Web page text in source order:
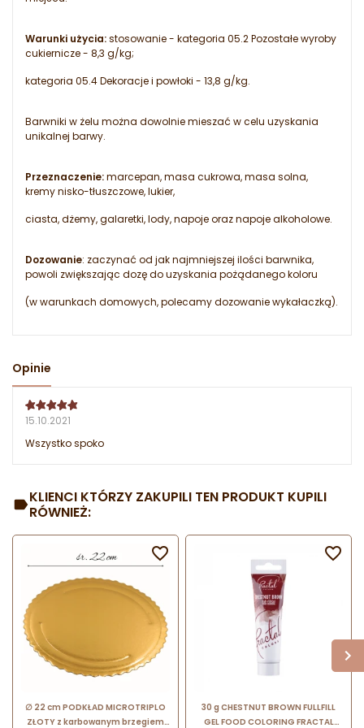
Warunki użycia:stosowanie - kategoria 05.2 Pozostałe wyroby
cukiernicze - 8,3 g/kg;
kategoria 05.4 Dekoracje i powłoki - 13,8 g/kg.
Barwniki w żelu można dowolnie mieszać w celu uzyskania
unikalnej barwy.
Przeznaczenie:marcepan, masa cukrowa, masa solna,
kremy nisko-tłuszczowe, lukier,
ciasta, dżemy, galaretki, lody, napoje oraz napoje alkoholowe.
Dozowanie: zaczynać od jak najmniejszej ilości barwnika,
powoli zwiększając dozę do uzyskania pożądanego koloru
(w warunkach domowych, polecamy dozowanie wykałaczką).
Opinie
15.10.2021
Wszystko spoko
KLIENCI KTÓRZY ZAKUPILI TEN PRODUKT KUPILI
RÓWNIEŻ:
∅ 22 cm PODKŁAD MICROTRIPLO
ZŁOTY z karbowanym brzegiem

30 g CHESTNUT BROWN FULLFILL
GEL FOOD COLORING FRACTAL
